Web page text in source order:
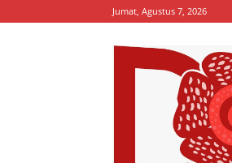
Jumat, Agustus 7, 2026